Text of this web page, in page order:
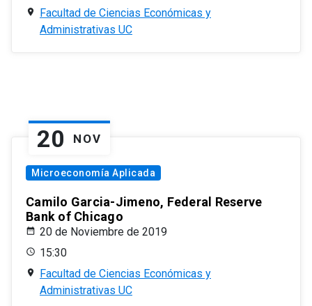
Facultad de Ciencias Económicas y
Administrativas UC
20 NOV
Microeconomía Aplicada
Camilo Garcia-Jimeno, Federal Reserve
Bank of Chicago
20 de Noviembre de 2019
15:30
Facultad de Ciencias Económicas y
Administrativas UC